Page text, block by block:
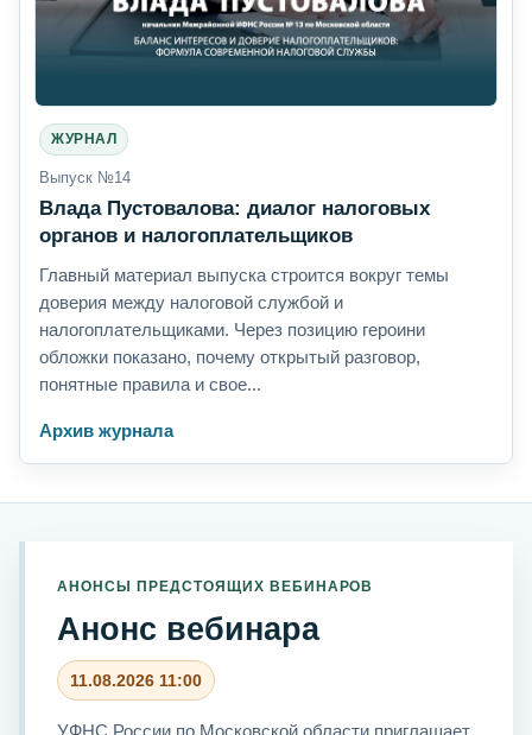
ЖУРНАЛ
Выпуск №14
Влада Пустовалова: диалог налоговых
органов и налогоплательщиков
Главный материал выпуска строится вокруг темы
доверия между налоговой службой и
налогоплательщиками. Через позицию героини
обложки показано, почему открытый разговор,
понятные правила и свое...
Архив журнала
АНОНСЫ ПРЕДСТОЯЩИХ ВЕБИНАРОВ
Анонс вебинара
11.08.2026 11:00